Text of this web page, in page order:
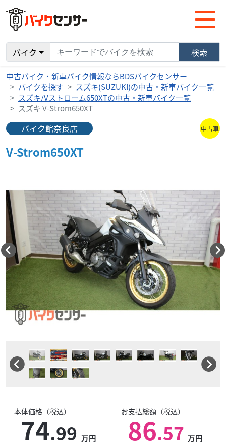
バイク 検索
中古バイク・新車バイク情報ならBDSバイクセンサー
バイクを探す
スズキ(SUZUKI)の中古・新車バイク一覧
スズキ/Vストローム650XTの中古・新車バイク一覧
スズキ V-Strom650XT
バイク館奈良店 中古車
V-Strom650XT
本体価格（税込）
74.99 万円
お支払総額（税込）
86.57 万円